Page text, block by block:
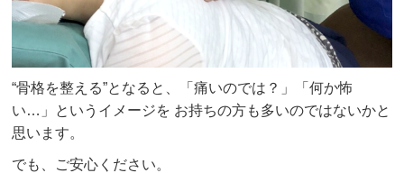
“骨格を整える”となると、「痛いのでは？」「何か怖
い…」というイメージを お持ちの方も多いのではないかと
思います。
でも、ご安心ください。